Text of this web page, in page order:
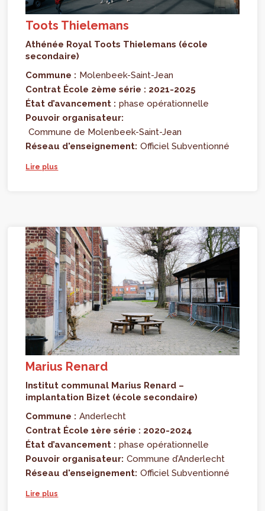
Toots Thielemans
Athénée Royal Toots Thielemans (école
secondaire)
Commune : Molenbeek-Saint-Jean
Contrat École 2ème série : 2021-2025
État d’avancement : phase opérationnelle
Pouvoir organisateur:
Commune de Molenbeek-Saint-Jean
Réseau d'enseignement: Officiel Subventionné
Lire plus
Marius Renard
Institut communal Marius Renard –
implantation Bizet (école secondaire)
Commune : Anderlecht
Contrat École 1ère série : 2020-2024
État d’avancement : phase opérationnelle
Pouvoir organisateur: Commune d’Anderlecht
Réseau d'enseignement: Officiel Subventionné
Lire plus